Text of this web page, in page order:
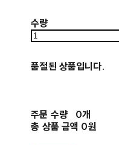
수량
품절된 상품입니다.
주문 수량
0개
총 상품 금액 0원